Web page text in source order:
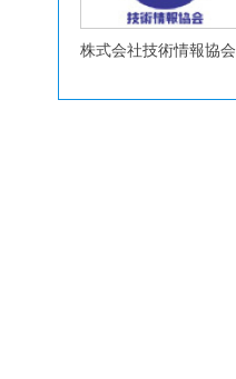
株式会社技術情報協会